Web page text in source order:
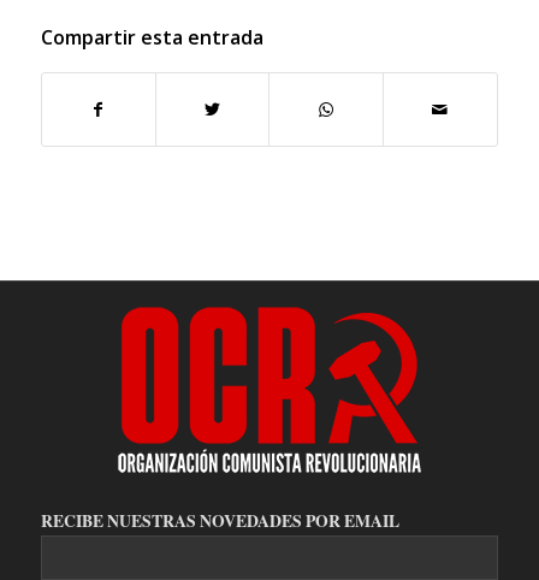
Compartir esta entrada
RECIBE NUESTRAS NOVEDADES POR EMAIL